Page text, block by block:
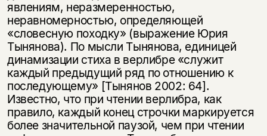
явлениям, неразмеренностью,
неравномерностью, опре­деляющей
«словесную походку» (выражение Юрия
Тынянова). По мысли Тыня­нова, единицей
динамизации стиха в верлибре «служит
каждый предыдущий ряд по отношению к
последующему» [Тынянов 2002: 64].
Известно, что при чтении верлибра, как
правило, каждый конец строчки маркируется
более значительной паузой, чем при чтении